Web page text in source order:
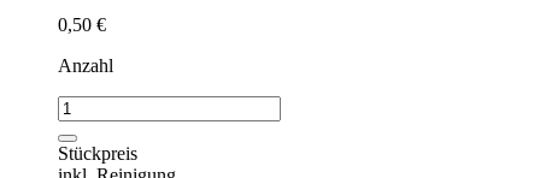
0,50 €
Anzahl
Salzstreuer
"Diamant"
Menge
Stückpreis